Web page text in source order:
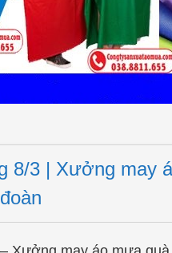
8/3 | Xưởng may